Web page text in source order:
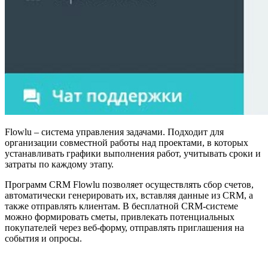
Flowlu – система управления задачами. Подходит для
организации совместной работы над проектами, в которых
устанавливать графики выполнения работ, учитывать сроки и
затраты по каждому этапу.
Программ CRM Flowlu позволяет осуществлять сбор счетов,
автоматически генерировать их, вставляя данные из CRM, а
также отправлять клиентам. В бесплатной CRM-системе
можно формировать сметы, привлекать потенциальных
покупателей через веб-форму, отправлять приглашения на
события и опросы.